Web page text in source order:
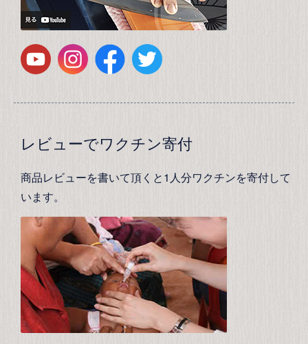
レビューでワクチン寄付
商品レビューを書いて頂くと1人分ワクチンを寄付して
います。